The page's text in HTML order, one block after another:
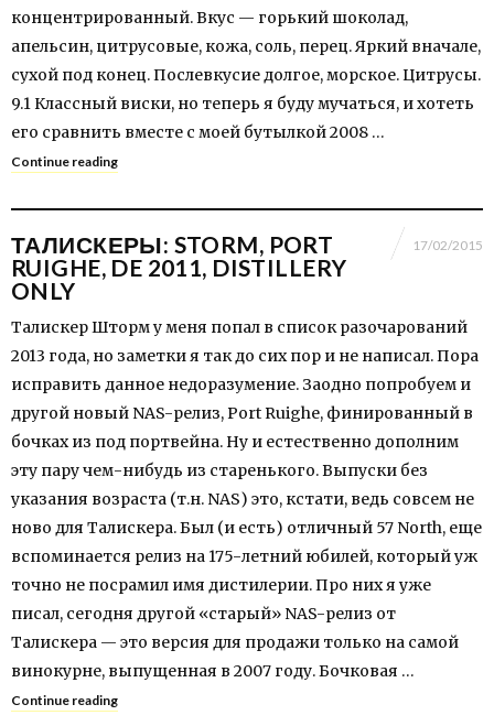
концентрированный. Вкус — горький шоколад,
апельсин, цитрусовые, кожа, соль, перец. Яркий вначале,
сухой под конец. Послевкусие долгое, морское. Цитрусы.
9.1 Классный виски, но теперь я буду мучаться, и хотеть
его сравнить вместе с моей бутылкой 2008 …
Continue reading
ТАЛИСКЕРЫ: STORM, PORT
RUIGHE, DE 2011, DISTILLERY
ONLY
17/02/2015
Талискер Шторм у меня попал в список разочарований
2013 года, но заметки я так до сих пор и не написал. Пора
исправить данное недоразумение. Заодно попробуем и
другой новый NAS-релиз, Port Ruighe, финированный в
бочках из под портвейна. Ну и естественно дополним
эту пару чем-нибудь из старенького. Выпуски без
указания возраста (т.н. NAS) это, кстати, ведь совсем не
ново для Талискера. Был (и есть) отличный 57 North, еще
вспоминается релиз на 175-летний юбилей, который уж
точно не посрамил имя дистилерии. Про них я уже
писал, сегодня другой «старый» NAS-релиз от
Талискера — это версия для продажи только на самой
винокурне, выпущенная в 2007 году. Бочковая …
Continue reading